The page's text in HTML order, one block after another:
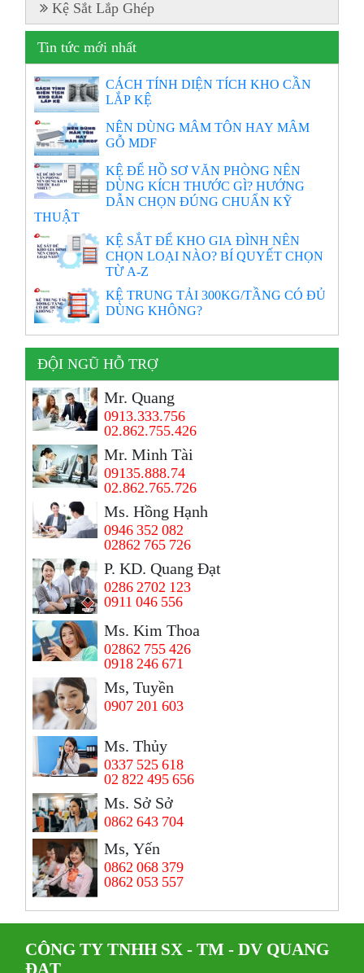
Kệ Sắt Lắp Ghép
Tin tức mới nhất
CÁCH TÍNH DIỆN TÍCH KHO CẦN
LẮP KỆ
NÊN DÙNG MÂM TÔN HAY MÂM
GỖ MDF
KỆ ĐỂ HỒ SƠ VĂN PHÒNG NÊN
DÙNG KÍCH THƯỚC GÌ? HƯỚNG
DẪN CHỌN ĐÚNG CHUẨN KỸ
THUẬT
KỆ SẮT ĐỂ KHO GIA ĐÌNH NÊN
CHỌN LOẠI NÀO? BÍ QUYẾT CHỌN
TỪ A-Z
KỆ TRUNG TẢI 300KG/TẦNG CÓ ĐỦ
DÙNG KHÔNG?
ĐỘI NGŨ HỖ TRỢ
Mr. Quang
0913.333.756
02.862.755.426
Mr. Minh Tài
09135.888.74
02.862.765.726
Ms. Hồng Hạnh
0946 352 082
02862 765 726
P. KD. Quang Đạt
0286 2702 123
0911 046 556
Ms. Kim Thoa
02862 755 426
0918 246 671
Ms, Tuyền
0907 201 603
Ms. Thủy
0337 525 618
02 822 495 656
Ms. Sở Sở
0862 643 704
Ms, Yến
0862 068 379
0862 053 557
CÔNG TY TNHH SX - TM - DV QUANG
ĐẠT